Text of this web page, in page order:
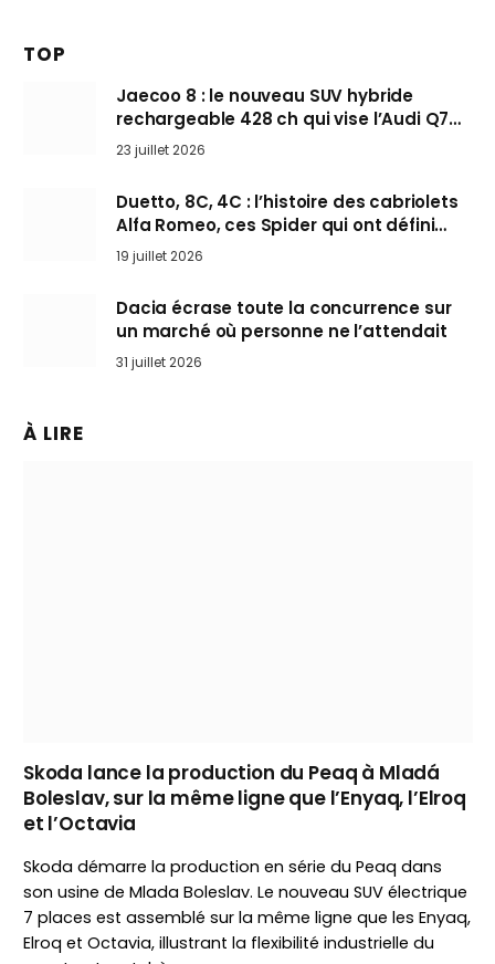
TOP
Jaecoo 8 : le nouveau SUV hybride
rechargeable 428 ch qui vise l’Audi Q7
arrive en Europe cet automne
23 juillet 2026
Duetto, 8C, 4C : l’histoire des cabriolets
Alfa Romeo, ces Spider qui ont défini
l’art de rouler cheveux au vent
19 juillet 2026
Dacia écrase toute la concurrence sur
un marché où personne ne l’attendait
31 juillet 2026
À LIRE
Skoda lance la production du Peaq à Mladá
Boleslav, sur la même ligne que l’Enyaq, l’Elroq
et l’Octavia
Skoda démarre la production en série du Peaq dans
son usine de Mlada Boleslav. Le nouveau SUV électrique
7 places est assemblé sur la même ligne que les Enyaq,
Elroq et Octavia, illustrant la flexibilité industrielle du